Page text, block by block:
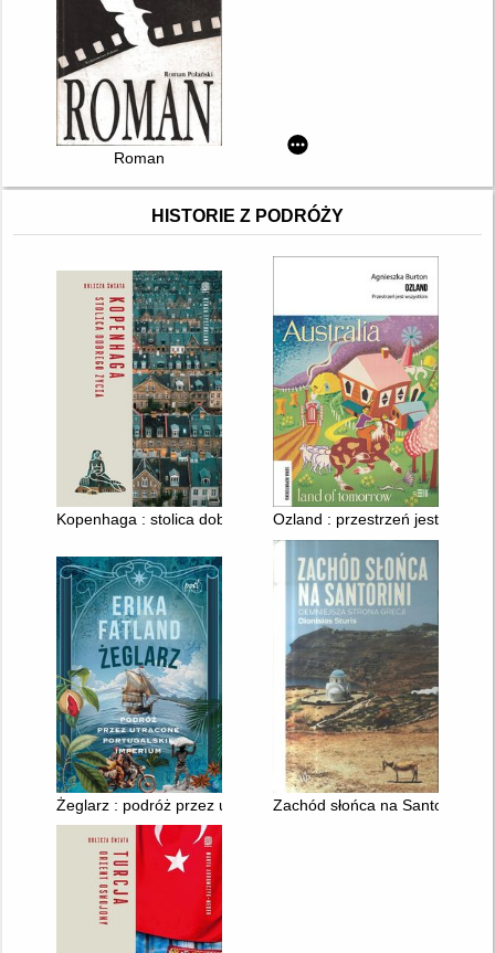
Roman
HISTORIE Z PODRÓŻY
Kopenhaga : stolica dobrego życiaOzland : przestrzeń jest
Żeglarz : podróż przez utracone imperium portugalskie
Zachód słońca na Santorini :